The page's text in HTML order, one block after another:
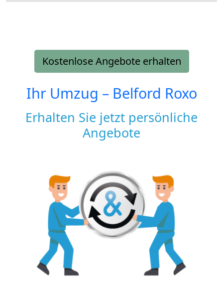
Kostenlose Angebote erhalten
Ihr Umzug – Belford Roxo
Erhalten Sie jetzt persönliche
Angebote